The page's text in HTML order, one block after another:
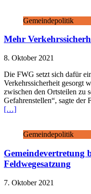
Gemeindepolitik
Mehr
8. Oktober 2021
Die FWG setzt sich dafür
Verkehrssicherheit gesorgt
zwischen den Ortsteilen zu
Gefahrenstellen“, sagte der
[…]
Gemeindepolitik
Gemeindevertretung
Feldwegesatzung
7. Oktober 2021